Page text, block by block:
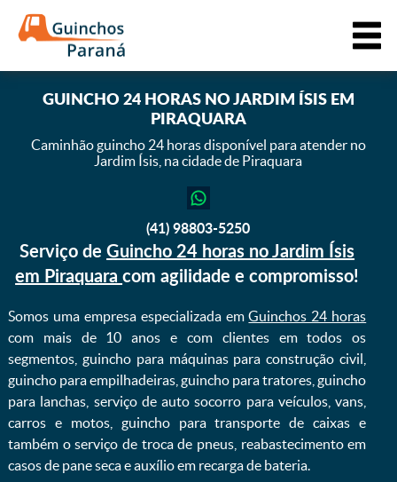
GUINCHO 24 HORAS NO JARDIM ÍSIS EM
PIRAQUARA
Caminhão guincho 24 horas disponível para atender no
Jardim Ísis, na cidade de Piraquara
(41) 98803-5250
Serviço deGuincho 24 horas no Jardim Ísis
em Piraquaracom agilidade e compromisso!
Somos uma empresa especializada emGuinchos 24 horas
com mais de 10 anos e com clientes em todos os
segmentos, guincho para máquinas para construção civil,
guincho para empilhadeiras, guincho para tratores, guincho
para lanchas, serviço de auto socorro para veículos, vans,
carros e motos, guincho para transporte de caixas e
também o serviço de troca de pneus, reabastecimento em
casos de pane seca e auxílio em recarga de bateria. ㅤㅤ